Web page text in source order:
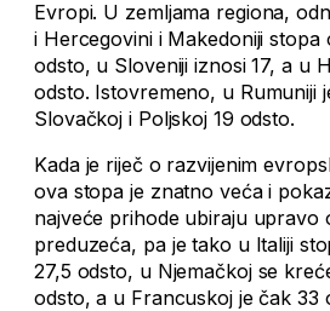
Evropi. U zemljama regiona,
i Hercegovini i Makedoniji stopa
odsto, u Sloveniji iznosi 17, a u
odsto. Istovremeno, u Rumuniji
Slovačkoj i Poljskoj 19 odsto.
Kada je riječ o razvijenim
ova stopa je znatno veća i
najveće prihode ubiraju upravo
preduzeća, pa je tako u Italiji
27,5 odsto, u Njemačkoj se
odsto, a u Francuskoj je čak 33